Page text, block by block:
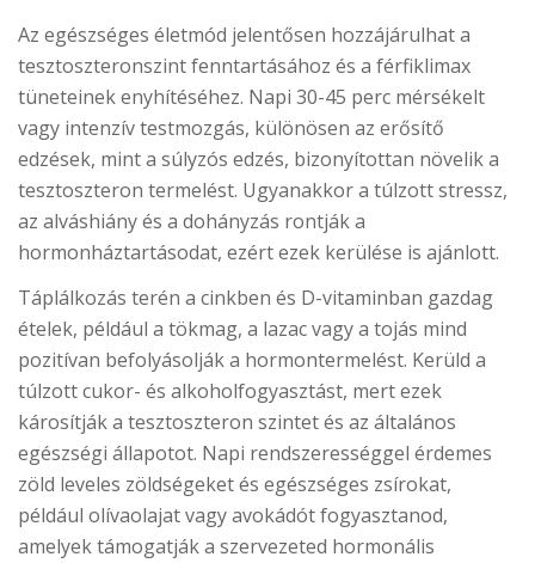
Az egészséges életmód jelentősen hozzájárulhat a
tesztoszteronszint fenntartásához és a férfiklimax
tüneteinek enyhítéséhez. Napi 30-45 perc mérsékelt
vagy intenzív testmozgás, különösen az erősítő
edzések, mint a súlyzós edzés, bizonyítottan növelik a
tesztoszteron termelést. Ugyanakkor a túlzott stressz,
az alváshiány és a dohányzás rontják a
hormonháztartásodat, ezért ezek kerülése is ajánlott.
Táplálkozás terén a cinkben és D-vitaminban gazdag
ételek, például a tökmag, a lazac vagy a tojás mind
pozitívan befolyásolják a hormontermelést. Kerüld a
túlzott cukor- és alkoholfogyasztást, mert ezek
károsítják a tesztoszteron szintet és az általános
egészségi állapotot. Napi rendszerességgel érdemes
zöld leveles zöldségeket és egészséges zsírokat,
például olívaolajat vagy avokádót fogyasztanod,
amelyek támogatják a szervezeted hormonális